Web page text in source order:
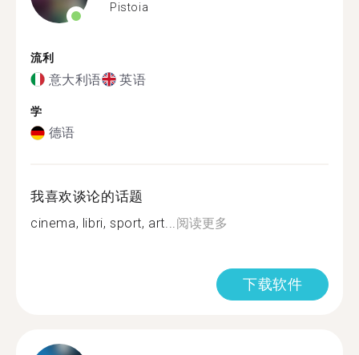
Pistoia
流利
意大利语 英语
学
德语
我喜欢谈论的话题
cinema, libri, sport, art...阅读更多
下载软件